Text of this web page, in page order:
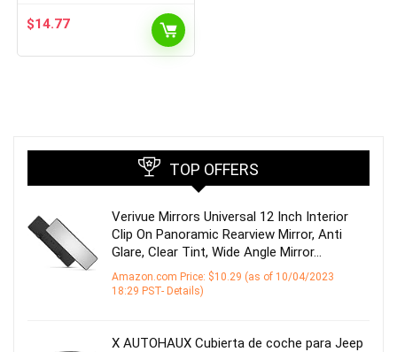
$14.77
TOP OFFERS
Verivue Mirrors Universal 12 Inch Interior
Clip On Panoramic Rearview Mirror, Anti
Glare, Clear Tint, Wide Angle Mirror…
Amazon.com Price: $10.29 (as of 10/04/2023
18:29 PST- Details)
X AUTOHAUX Cubierta de coche para Jeep